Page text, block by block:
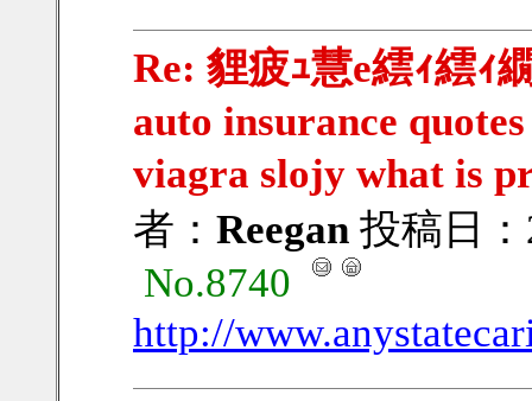
Re: 貍疲ｭ慧e繧ｨ繧ｨ
auto insurance
viagra slojy what is
者： Reegan 投稿日：
No.8740
http://